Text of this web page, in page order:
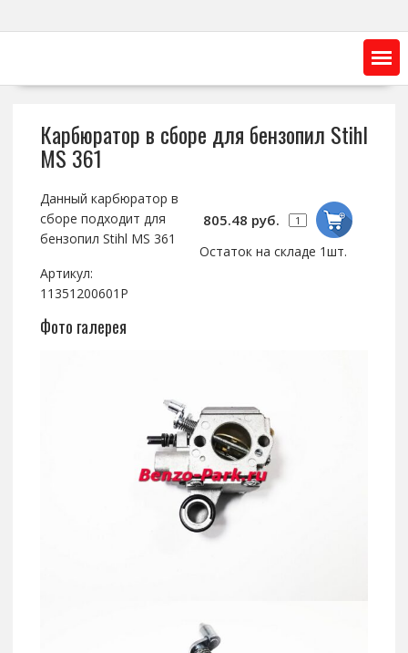
Карбюратор в сборе для бензопил Stihl
MS 361
805.48 руб.
Остаток на складе 1шт.
Данный карбюратор в
сборе подходит для
бензопил Stihl MS 361
Артикул:
11351200601P
Фото галерея